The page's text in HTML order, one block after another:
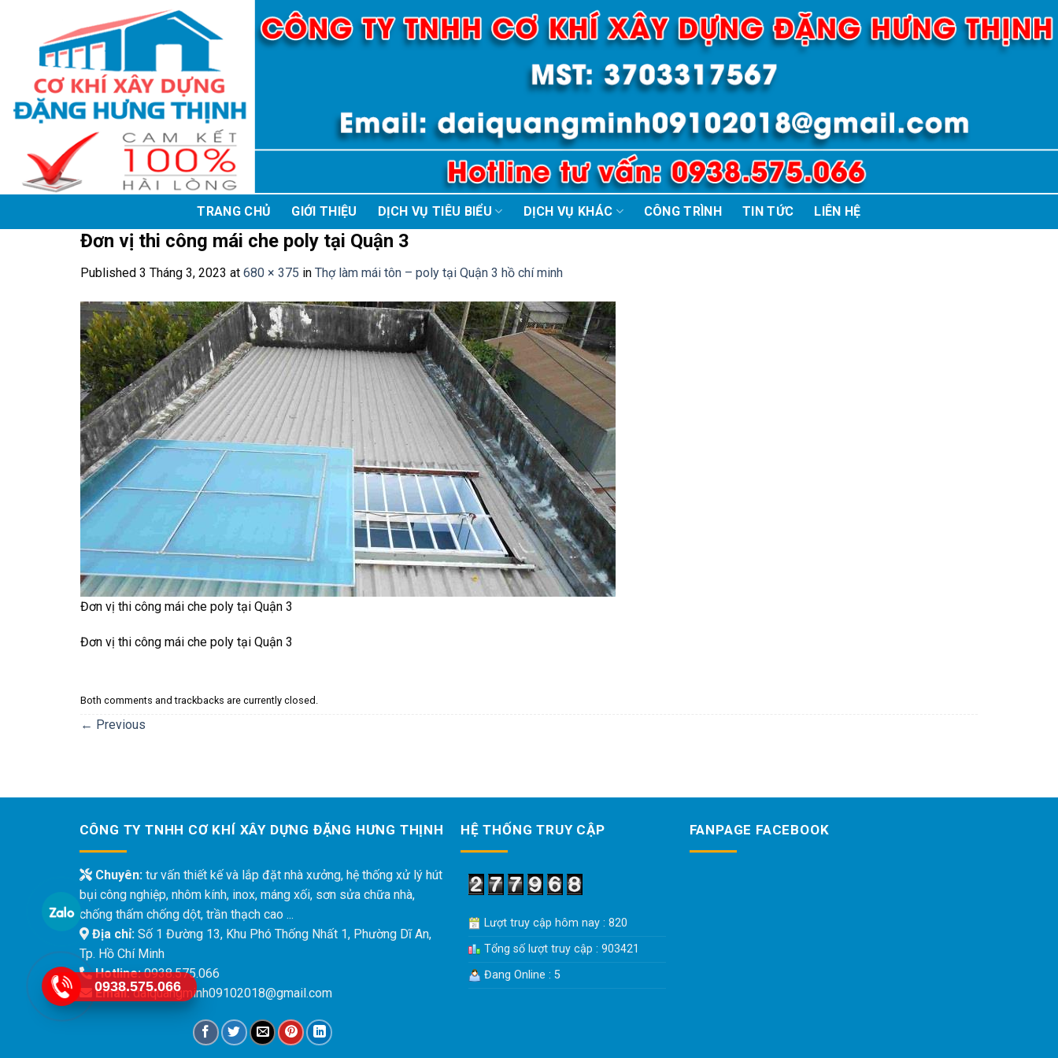
content
TRANG CHỦ GIỚI THIỆU DỊCH VỤ TIÊU BIỂU DỊCH VỤ KHÁC CÔNG TRÌNH TIN TỨC LIÊN HỆ
Đơn vị thi công mái che poly tại Quận 3
Published 3 Tháng 3, 2023 at 680 × 375 in Thợ làm mái tôn – poly tại Quận 3 hồ chí minh
Đơn vị thi công mái che poly tại Quận 3
Đơn vị thi công mái che poly tại Quận 3
Both comments and trackbacks are currently closed.
← Previous
CÔNG TY TNHH CƠ KHÍ XÂY DỰNG ĐẶNG HƯNG THỊNH
Chuyên:tư vấn thiết kế và lắp đặt nhà xưởng, hệ thống xử lý hút
bụi công nghiệp, nhôm kính, inox, máng xối, sơn sửa chữa nhà,
chống thấm chống dột, trần thạch cao ...
Địa chỉ:Số 1 Đường 13, Khu Phó Thống Nhất 1, Phường Dĩ An,
Tp. Hồ Chí Minh
Hotline:0938.575.066
Email:daiquangminh09102018@gmail.com
HỆ THỐNG TRUY CẬP
Lượt truy cập hôm nay : 820
Tổng số lượt truy cập : 903421
Đang Online : 5
FANPAGE FACEBOOK
0938.575.066